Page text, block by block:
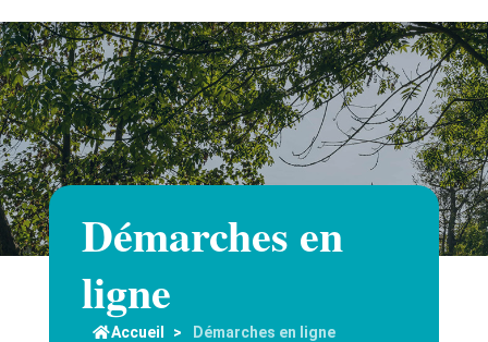
Démarches en
ligne
Accueil > Démarches en ligne